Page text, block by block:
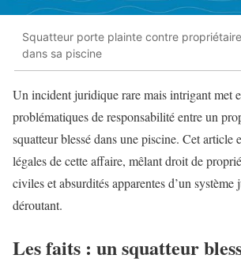
Squatteur porte plainte contre
dans sa piscine
Un incident juridique rare mais intrigant met
problématiques de responsabilité entre un
squatteur blessé dans une piscine. Cet article
légales de cette affaire, mêlant droit de
civiles et absurdités apparentes d’un
déroutant.
Les faits : un squatteur